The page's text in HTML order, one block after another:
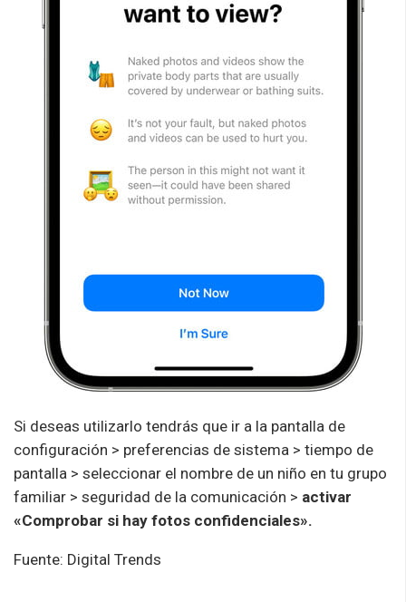
Si deseas utilizarlo tendrás que ir a la pantalla de
configuración > preferencias de sistema > tiempo de
pantalla > seleccionar el nombre de un niño en tu grupo
familiar > seguridad de la comunicación > activar
«Comprobar si hay fotos confidenciales».
Fuente: Digital Trends